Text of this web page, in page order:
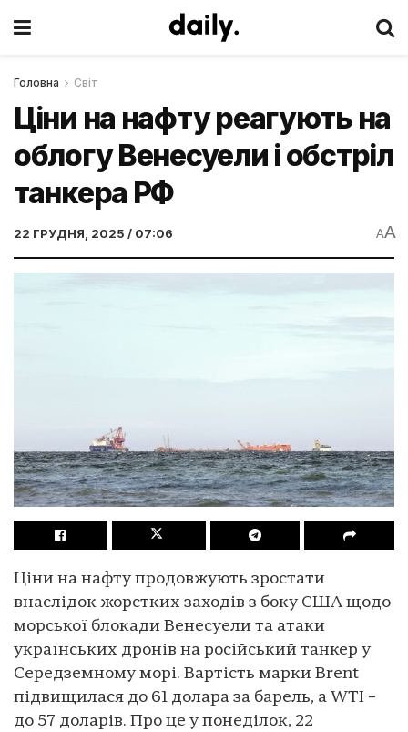
Головна Світ
Ціни на нафту реагують на
облогу Венесуели і обстріл
танкера РФ
22 ГРУДНЯ, 2025 / 07:06 AA
Ціни на нафту продовжують зростати
внаслідок жорстких заходів з боку США щодо
морської блокади Венесуели та атаки
українських дронів на російський танкер у
Середземному морі. Вартість марки Brent
підвищилася до 61 долара за барель, а WTI –
до 57 доларів. Про це у понеділок, 22